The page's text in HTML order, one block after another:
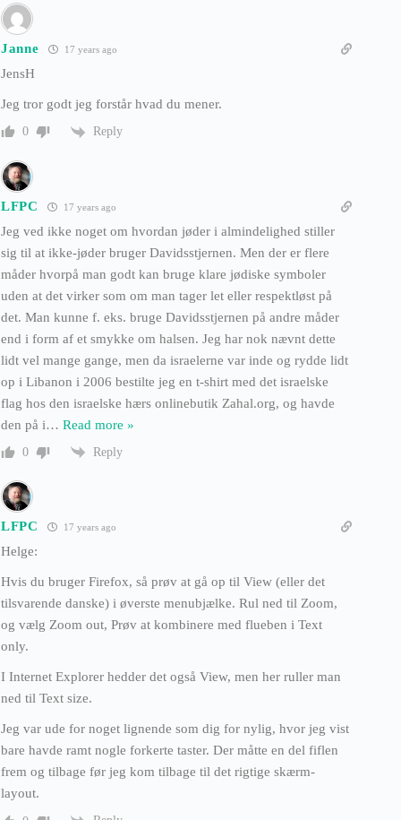
Janne 17 years ago
JensH
Jeg tror godt jeg forstår hvad du mener.
0 Reply
LFPC 17 years ago
Jeg ved ikke noget om hvordan jøder i almindelighed stiller
sig til at ikke-jøder bruger Davidsstjernen. Men der er flere
måder hvorpå man godt kan bruge klare jødiske symboler
uden at det virker som om man tager let eller respektløst på
det. Man kunne f. eks. bruge Davidsstjernen på andre måder
end i form af et smykke om halsen. Jeg har nok nævnt dette
lidt vel mange gange, men da israelerne var inde og rydde lidt
op i Libanon i 2006 bestilte jeg en t-shirt med det israelske
flag hos den israelske hærs onlinebutik Zahal.org, og havde
den på i… Read more »
0 Reply
LFPC 17 years ago
Helge:
Hvis du bruger Firefox, så prøv at gå op til View (eller det
tilsvarende danske) i øverste menubjælke. Rul ned til Zoom,
og vælg Zoom out, Prøv at kombinere med flueben i Text
only.
I Internet Explorer hedder det også View, men her ruller man
ned til Text size.
Jeg var ude for noget lignende som dig for nylig, hvor jeg vist
bare havde ramt nogle forkerte taster. Der måtte en del fiflen
frem og tilbage før jeg kom tilbage til det rigtige skærm-
layout.